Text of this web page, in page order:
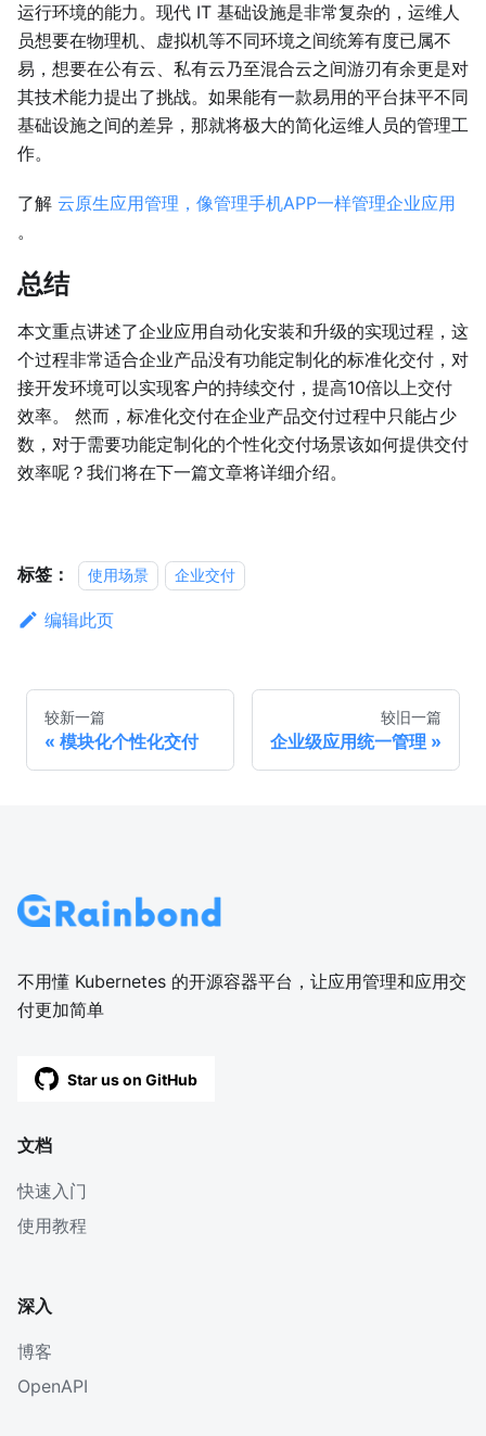
运行环境的能力。现代 IT 基础设施是非常复杂的，运维人
员想要在物理机、虚拟机等不同环境之间统筹有度已属不
易，想要在公有云、私有云乃至混合云之间游刃有余更是对
其技术能力提出了挑战。如果能有一款易用的平台抹平不同
基础设施之间的差异，那就将极大的简化运维人员的管理工
作。
了解 云原生应用管理，像管理手机APP一样管理企业应用
。
总结
本文重点讲述了企业应用自动化安装和升级的实现过程，这
个过程非常适合企业产品没有功能定制化的标准化交付，对
接开发环境可以实现客户的持续交付，提高10倍以上交付
效率。 然而，标准化交付在企业产品交付过程中只能占少
数，对于需要功能定制化的个性化交付场景该如何提供交付
效率呢？我们将在下一篇文章将详细介绍。
标签： 使用场景 企业交付
编辑此页
较新一篇
模块化个性化交付
较旧一篇
企业级应用统一管理
不用懂 Kubernetes 的开源容器平台，让应用管理和应用交
付更加简单
Star us on GitHub
文档
快速入门
使用教程
深入
博客
OpenAPI